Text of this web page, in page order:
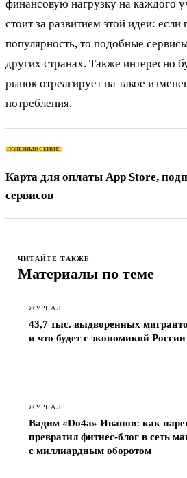
финансовую нагрузку на каждого
стоит за развитием этой идеи: если
популярность, то подобные
других странах. Также интересно
рынок отреагирует на такое
потребления.
ПОЛЕЗНЫЙ СЕРВИС
Карта для оплаты App Store,
сервисов
ЧИТАЙТЕ ТАКЖЕ
Материалы по теме
ЖУРНАЛ
43,7 тыс. выдворенных
и что будет с экономикой России
ЖУРНАЛ
Вадим «Do4a» Иванов: как
превратил фитнес-блог в сеть
с миллиардным оборотом